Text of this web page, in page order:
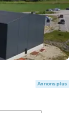
Annons plus